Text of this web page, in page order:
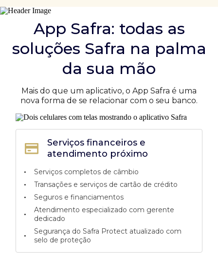
App Safra: todas as
soluções Safra na palma
da sua mão
Mais do que um aplicativo, o App Safra é uma
nova forma de se relacionar com o seu banco.
Serviços financeiros e
atendimento próximo
•
Serviços completos de câmbio
• Transações e serviços de cartão de crédito
• Seguros e financiamentos
•
Atendimento especializado com gerente
dedicado
•
Segurança do Safra Protect atualizado com
selo de proteção